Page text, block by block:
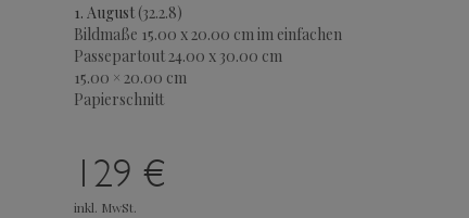
1. August(32.2.8)
Bildmaße 15.00 x 20.00 cm im einfachen
Passepartout 24.00 x 30.00 cm
15.00 × 20.00 cm
Papierschnitt
129 €
inkl. MwSt.